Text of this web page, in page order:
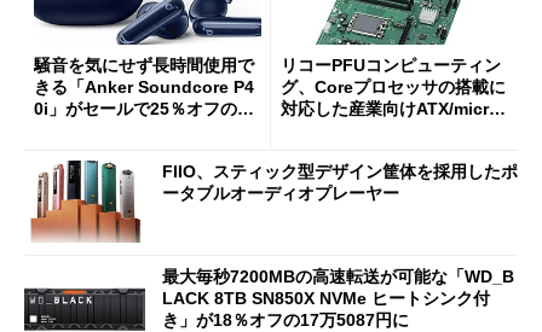
騒音を気にせず長時間使用で
きる「Anker Soundcore P4
0i」がセールで25％オフの59
リコーPFUコンピューティン
グ、Coreプロセッサの搭載に
対応した産業向けATX/micro
FIIO、スティック型デザイン筐体を採用したポ
ータブルオーディオプレーヤー
最大毎秒7200MBの高速転送が可能な「WD_B
LACK 8TB SN850X NVMe ヒートシンク付
き」が18％オフの17万5087円に